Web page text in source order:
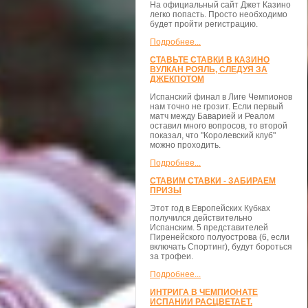
На официальный сайт Джет Казино
легко попасть. Просто необходимо
будет пройти регистрацию.
Подробнее...
СТАВЬТЕ СТАВКИ В КАЗИНО
ВУЛКАН РОЯЛЬ, СЛЕДУЯ ЗА
ДЖЕКПОТОМ
Испанский финал в Лиге Чемпионов
нам точно не грозит. Если первый
матч между Баварией и Реалом
оставил много вопросов, то второй
показал, что "Королевский клуб"
можно проходить.
Подробнее...
СТАВИМ СТАВКИ - ЗАБИРАЕМ
ПРИЗЫ
Этот год в Европейских Кубках
получился действительно
Испанским. 5 представителей
Пиренейского полуострова (6, если
включать Спортинг), будут бороться
за трофеи.
Подробнее...
ИНТРИГА В ЧЕМПИОНАТЕ
ИСПАНИИ РАСЦВЕТАЕТ.